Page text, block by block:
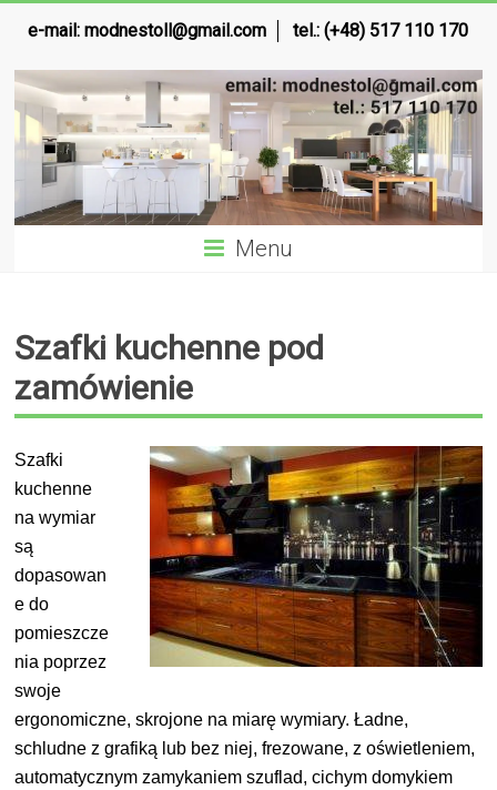
e-mail:modnestoll@gmail.com tel.: (+48) 517 110 170
Menu
Szafki kuchenne pod
zamówienie
Szafki
kuchenne
na wymiar
są
dopasowan
e do
pomieszcze
nia poprzez
swoje
ergonomiczne, skrojone na miarę wymiary. Ładne,
schludne z grafiką lub bez niej, frezowane, z oświetleniem,
automatycznym zamykaniem szuflad, cichym domykiem